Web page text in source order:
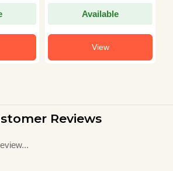
Available
View
Reviews